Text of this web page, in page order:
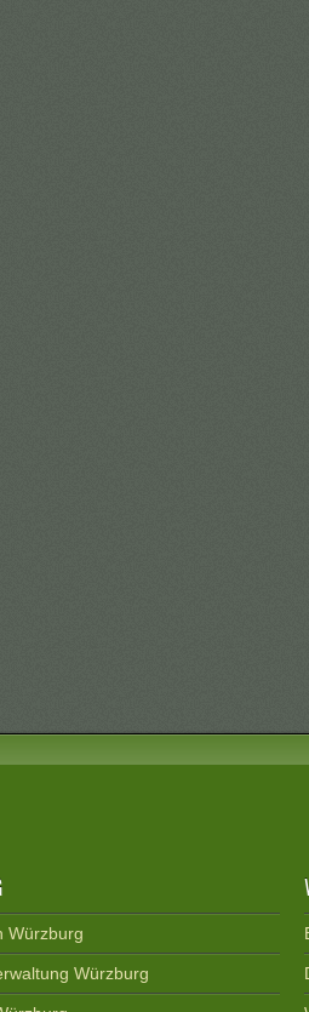
Würzburg
Würzburg